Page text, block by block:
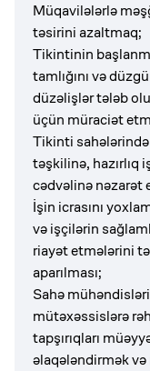
Müqavilələrlə
təsirini azaltmaq;
Tikintinin
tamlığını və
düzəlişlər tələb
üçün müraciət
Tikinti sahələrində
təşkilinə, hazırlıq
cədvəlinə nəzarət
İşin icrasını
və işçilərin
riayət etmələrini
aparılması;
Sahə
mütəxəssislərə
tapşırıqları
əlaqələndirmək